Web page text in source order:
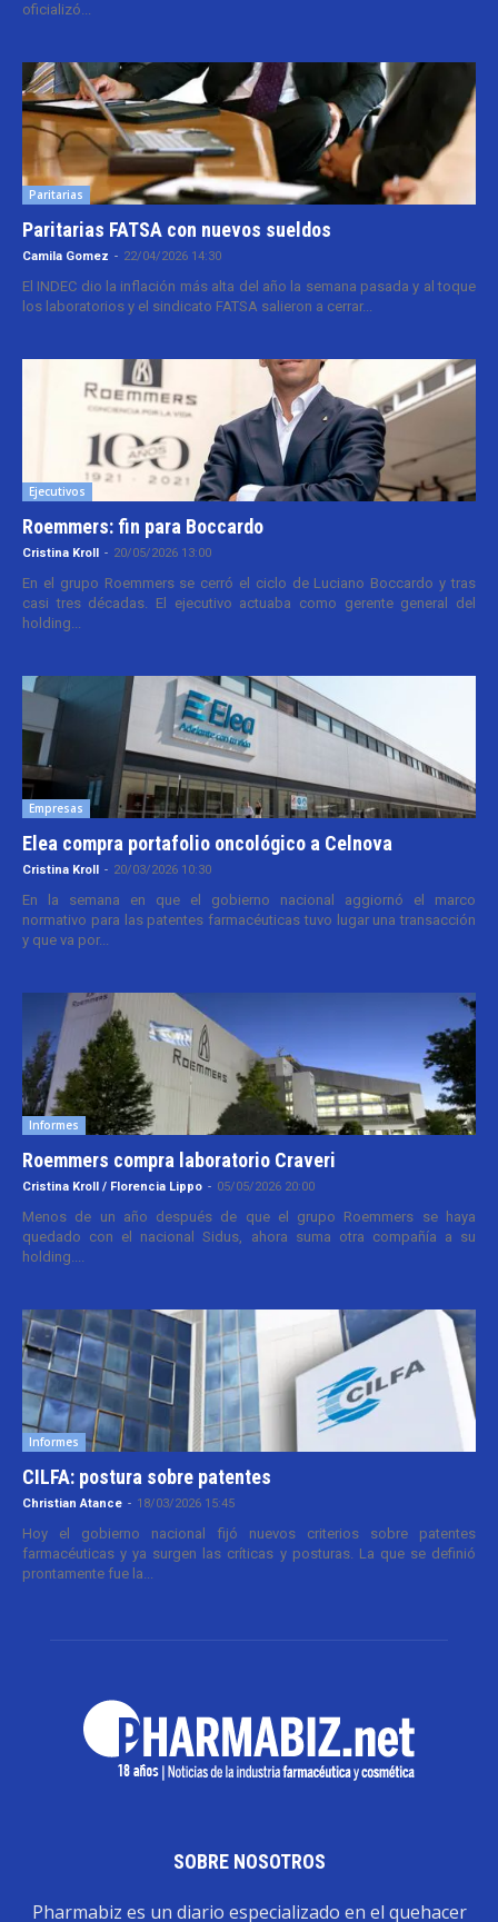
oficializó...
Paritarias
Paritarias FATSA con nuevos sueldos
Camila Gomez - 22/04/2026 14:30
El INDEC dio la inflación más alta del año la semana pasada y al toque
los laboratorios y el sindicato FATSA salieron a cerrar...
Ejecutivos
Roemmers: fin para Boccardo
Cristina Kroll - 20/05/2026 13:00
En el grupo Roemmers se cerró el ciclo de Luciano Boccardo y tras
casi tres décadas. El ejecutivo actuaba como gerente general del
holding...
Empresas
Elea compra portafolio oncológico a Celnova
Cristina Kroll - 20/03/2026 10:30
En la semana en que el gobierno nacional aggiornó el marco
normativo para las patentes farmacéuticas tuvo lugar una transacción
y que va por...
Informes
Roemmers compra laboratorio Craveri
Cristina Kroll / Florencia Lippo - 05/05/2026 20:00
Menos de un año después de que el grupo Roemmers se haya
quedado con el nacional Sidus, ahora suma otra compañía a su
holding....
Informes
CILFA: postura sobre patentes
Christian Atance - 18/03/2026 15:45
Hoy el gobierno nacional fijó nuevos criterios sobre patentes
farmacéuticas y ya surgen las críticas y posturas. La que se definió
prontamente fue la...
SOBRE NOSOTROS
Pharmabiz es un diario especializado en el quehacer